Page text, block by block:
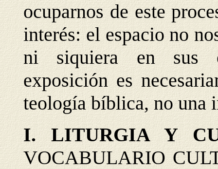
ocuparnos de este
interés: el espacio no
ni siquiera en sus
exposición es
teología bíblica, no una
I. LITURGIA Y
VOCABULARIO